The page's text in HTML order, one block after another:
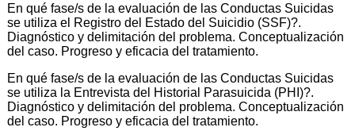
En qué fase/s de la evaluación de las Conductas Suicidas
se utiliza el Registro del Estado del Suicidio (SSF)?.
Diagnóstico y delimitación del problema. Conceptualización
del caso. Progreso y eficacia del tratamiento.
En qué fase/s de la evaluación de las Conductas Suicidas
se utiliza la Entrevista del Historial Parasuicida (PHI)?.
Diagnóstico y delimitación del problema. Conceptualización
del caso. Progreso y eficacia del tratamiento.